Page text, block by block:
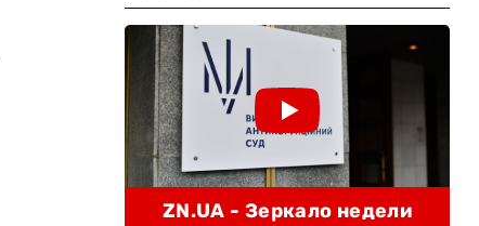
ZN.UA - Зеркало недели